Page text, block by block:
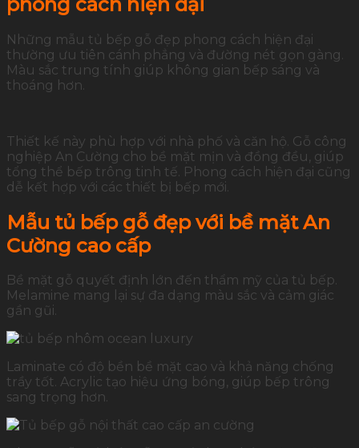
Những mẫu tủ bếp gỗ đẹp phong cách hiện đại
thường ưu tiên cánh phẳng và đường nét gọn gàng.
Màu sắc trung tính giúp không gian bếp sáng và
thoáng hơn.
Thiết kế này phù hợp với nhà phố và căn hộ. Gỗ công
nghiệp An Cường cho bề mặt mịn và đồng đều, giúp
tổng thể bếp trông tinh tế. Phong cách hiện đại cũng
dễ kết hợp với các thiết bị bếp mới.
Mẫu tủ bếp gỗ đẹp với bề mặt An
Cường cao cấp
Bề mặt gỗ quyết định lớn đến thẩm mỹ của tủ bếp.
Melamine mang lại sự đa dạng màu sắc và cảm giác
gần gũi.
Laminate có độ bền bề mặt cao và khả năng chống
trầy tốt. Acrylic tạo hiệu ứng bóng, giúp bếp trông
sang trọng hơn.